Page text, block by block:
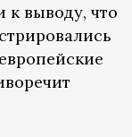
к выводу, что